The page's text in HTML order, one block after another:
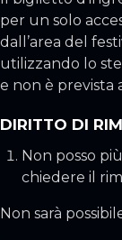
per un solo
dall’area del
utilizzando lo
e non è prevista
DIRITTO DI
Non posso
chiedere il
Non sarà